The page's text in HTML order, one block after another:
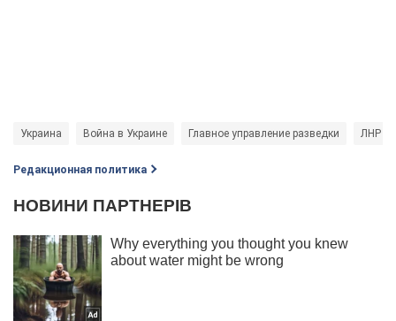
Украина Война в Украине Главное управление разведки ЛНР
Редакционная политика